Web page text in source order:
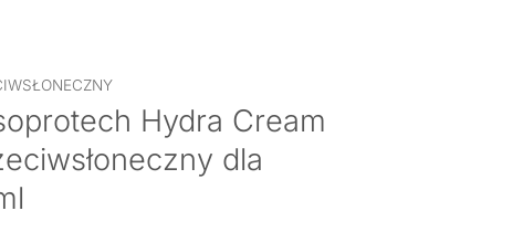
Hydra Cream
dla